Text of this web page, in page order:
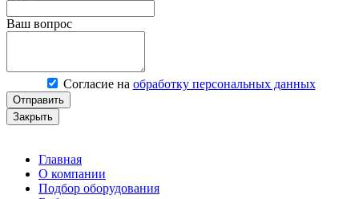
Ваш вопрос
Согласие на обработку персональных данных
Отправить
Закрыть
Главная
О компании
Подбор оборудования